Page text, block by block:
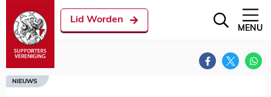
Lid Worden
MENU
NIEUWS